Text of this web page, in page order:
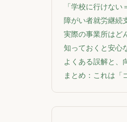
「学校に行けな
障がい者就労継
実際の事業所はど
知っておくと安心
よくある誤解と、
まとめ：これは「